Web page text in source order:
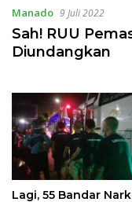
Manado 9 Juli 2022
Sah! RUU
Diundangkan
Lagi, 55 Bandar